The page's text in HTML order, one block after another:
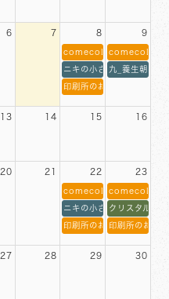
6 7 8
comecoLABO販売日
ニキの小さなお野菜屋13-
印刷所のお店 12-17時
9
九_養生朝食
13 14 15 16
20 21 22
comecoLABO販売日
ニキの小さなお野菜屋13-
印刷所のお店 12-17時
23
クリスタルボ
印刷所のお店
27 28 29 30